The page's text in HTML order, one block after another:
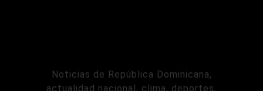
Noticias de República Dominicana,
actualidad nacional, clima, deportes,